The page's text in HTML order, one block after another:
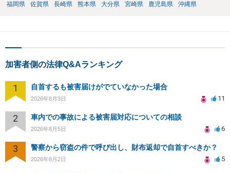
福岡県
佐賀県 長崎県 熊本県 大分県 宮崎県 鹿児島県 沖縄県
加害者側の法律Q&Aランキング
1 自首するも被害届けがでていなかった場合
2026年8月3日 11
2 車内での事故による被害届対応についての相談
2026年8月5日 6
3 警察から窃盗の件で呼び出し、財布返却で自首すべきか？
2026年8月2日 5